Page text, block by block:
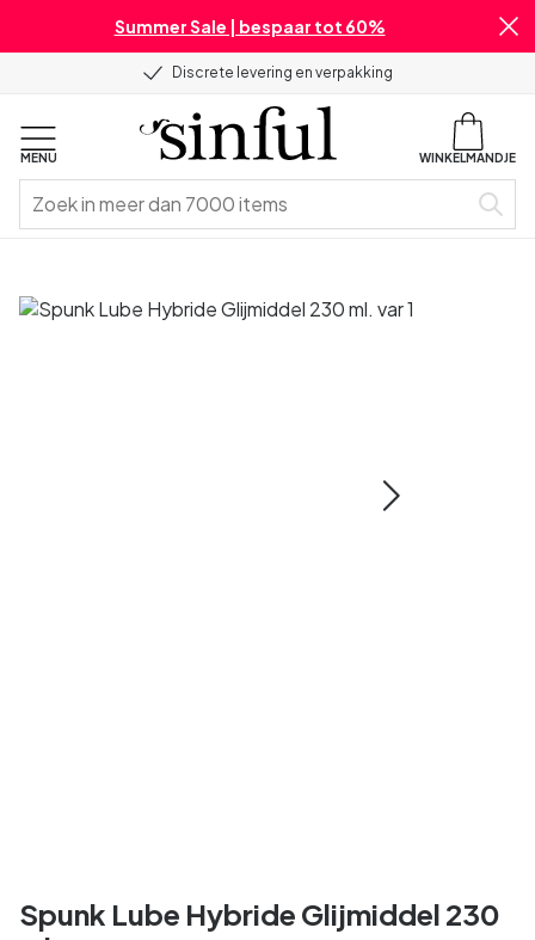
Summer Sale | bespaar tot 60%
Discrete levering en verpakking
MENU WINKELMANDJE
Spunk Lube Hybride Glijmiddel 230